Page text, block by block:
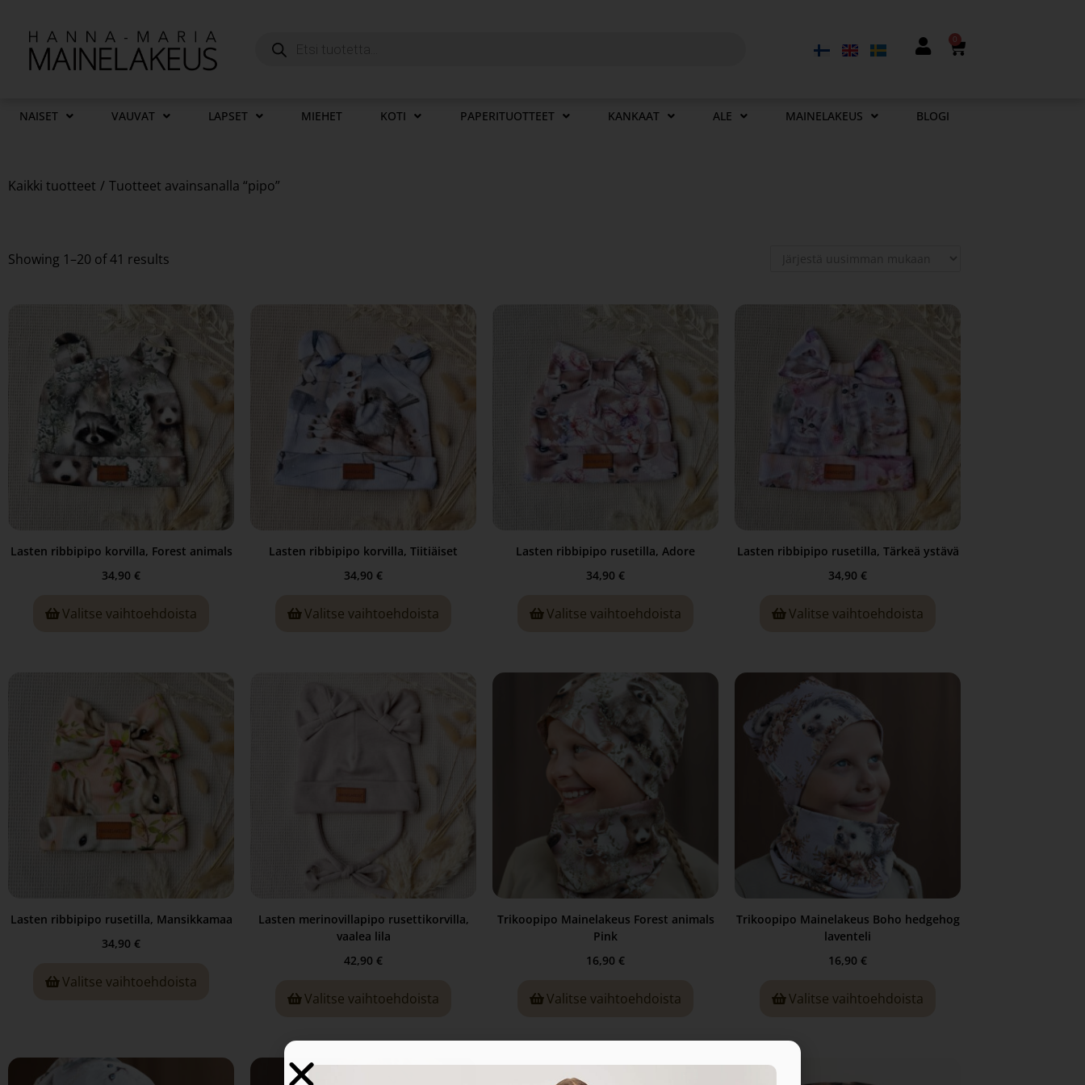
0
NAISET VAUVAT LAPSET MIEHET KOTI PAPERITUOTTEET KANKAAT ALE MAINELAKEUS BLOGI
Kaikki tuotteet / Tuotteet avainsanalla “pipo”
Showing 1–20 of 41 results
Lasten ribbipipo korvilla, Forest animals
34,90 €
Valitse vaihtoehdoista
Lasten ribbipipo korvilla, Tiitiäiset
34,90 €
Valitse vaihtoehdoista
Lasten ribbipipo rusetilla, Adore
34,90 €
Valitse vaihtoehdoista
Lasten ribbipipo rusetilla, Tärkeä ystävä
34,90 €
Valitse vaihtoehdoista
Lasten ribbipipo rusetilla, Mansikkamaa
34,90 €
Valitse vaihtoehdoista
Lasten merinovillapipo rusettikorvilla,
vaalea lila
42,90 €
Valitse vaihtoehdoista
Trikoopipo Mainelakeus Forest animals
Pink
16,90 €
Valitse vaihtoehdoista
Trikoopipo Mainelakeus Boho hedgehog
laventeli
16,90 €
Valitse vaihtoehdoista